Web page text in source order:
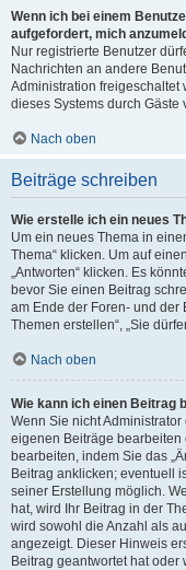
Wenn ich bei einem
aufgefordert, mich
Nur registrierte Benutzer
Nachrichten an andere
Administration freigeschaltet
dieses Systems durch Gäste
Nach oben
Beiträge schreiben
Wie erstelle ich ein neues
Um ein neues Thema in
Thema“ klicken. Um auf
„Antworten“ klicken. Es
bevor Sie einen Beitrag
am Ende der Foren- und der
Themen erstellen“, „Sie
Nach oben
Wie kann ich einen Beitrag
Wenn Sie nicht
eigenen Beiträge
bearbeiten, indem Sie das
Beitrag anklicken; eventuell
seiner Erstellung möglich.
hat, wird Ihr Beitrag in der
wird sowohl die Anzahl als
angezeigt. Dieser Hinweis
Beitrag geantwortet hat